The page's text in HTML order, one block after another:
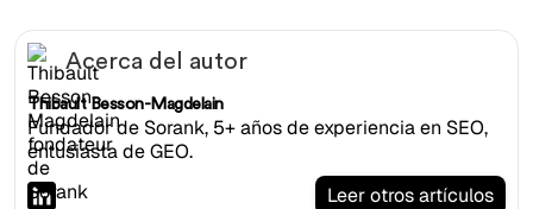
Acerca del autor
Thibault Besson-Magdelain
Fundador de Sorank, 5+ años de experiencia en SEO,
entusiasta de GEO.
Leer otros artículos